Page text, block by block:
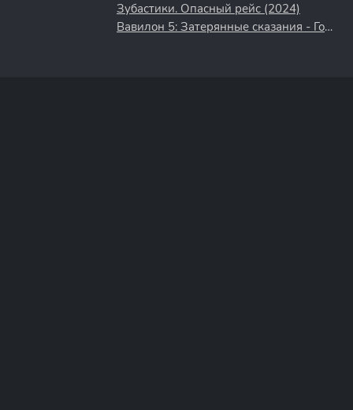
Зубастики. Опасный рейс (2024)
Вавилон 5: Затерянные сказания - Голоса во тьме (2007)